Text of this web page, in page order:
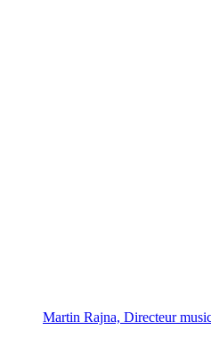
Martin Rajna, Directeur